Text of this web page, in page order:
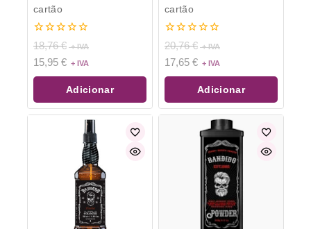
cartão
0
de
5
18,76€
15,95 €
Adicionar
cartão
0
de
5
20,76€
17,65 €
Adicionar